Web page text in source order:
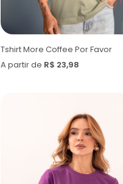
Tshirt More Coffee Por Favor
A partir de R$ 23,98